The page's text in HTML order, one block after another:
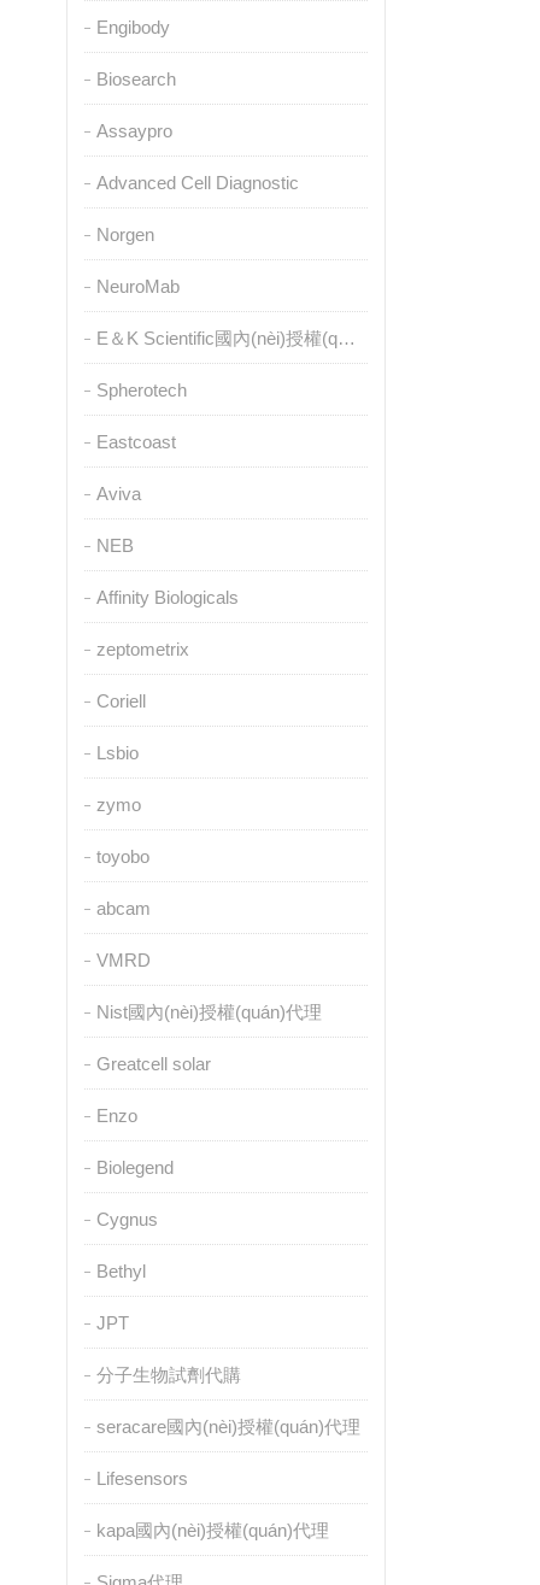
Engibody
Biosearch
Assaypro
Advanced Cell Diagnostic
Norgen
NeuroMab
E＆K Scientific國內(nèi)授權(quán)代理
Spherotech
Eastcoast
Aviva
NEB
Affinity Biologicals
zeptometrix
Coriell
Lsbio
zymo
toyobo
abcam
VMRD
Nist國內(nèi)授權(quán)代理
Greatcell solar
Enzo
Biolegend
Cygnus
Bethyl
JPT
分子生物試劑代購
seracare國內(nèi)授權(quán)代理
Lifesensors
kapa國內(nèi)授權(quán)代理